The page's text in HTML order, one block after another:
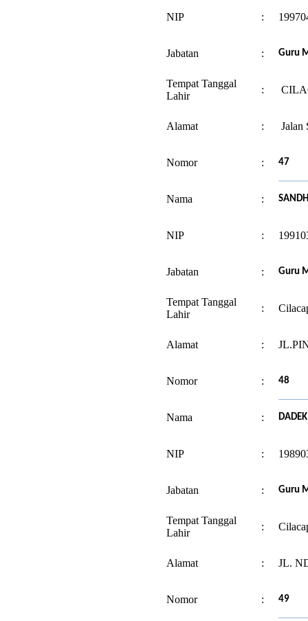
NIP :
Jabatan : Guru
Tempat Tanggal
Lahir
:
Alamat : Jalan
Nomor : 47
Nama :
NIP :
Jabatan : Guru
Tempat Tanggal
Lahir
:
Alamat :
Nomor : 48
Nama :
NIP :
Jabatan : Guru
Tempat Tanggal
Lahir
:
Alamat : JL.
Nomor : 49